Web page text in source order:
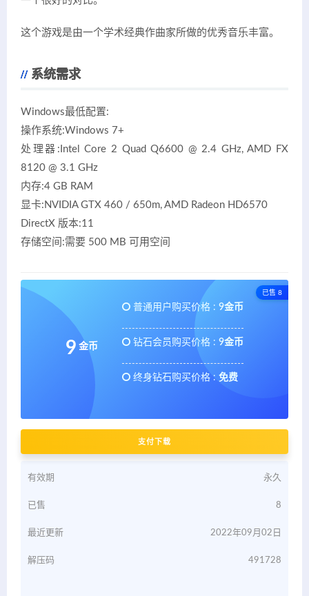
这个游戏是由一个学术经典作曲家所做的优秀音乐丰富。
系统需求
Windows最低配置:
操作系统:Windows 7+
处理器:Intel Core 2 Quad Q6600 @ 2.4 GHz, AMD FX
8120 @ 3.1 GHz
内存:4 GB RAM
显卡:NVIDIA GTX 460 / 650m, AMD Radeon HD6570
DirectX 版本:11
存储空间:需要 500 MB 可用空间
已售 8
9 金币
普通用户购买价格 : 9金币
钻石会员购买价格 : 9金币
终身钻石购买价格 : 免费
支付下载
有效期 永久
已售 8
最近更新 2022年09月02日
解压码 491728